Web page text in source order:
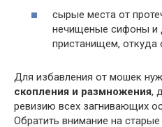
сырые места от
нечищеные сифоны и
пристанищем, откуда
Для избавления от мошек
скопления и размножения,
ревизию всех загнивающих
Обратить внимание на